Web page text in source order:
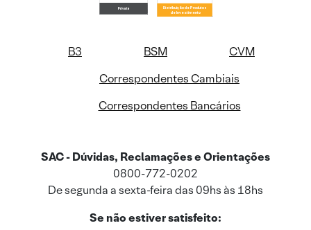
B3 BSM
CVM
Correspondentes Cambiais
Correspondentes Bancários
SAC - Dúvidas, Reclamações e Orientações
0800-772-0202
De segunda a sexta-feira das 09hs às 18hs
Se não estiver satisfeito: